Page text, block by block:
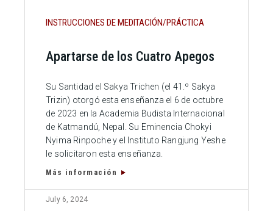
INSTRUCCIONES DE MEDITACIÓN/PRÁCTICA
Apartarse de los Cuatro Apegos
Su Santidad el Sakya Trichen (el 41.º Sakya
Trizin) otorgó esta enseñanza el 6 de octubre
de 2023 en la Academia Budista Internacional
de Katmandú, Nepal. Su Eminencia Chokyi
Nyima Rinpoche y el Instituto Rangjung Yeshe
le solicitaron esta enseñanza.
Más información
July 6, 2024